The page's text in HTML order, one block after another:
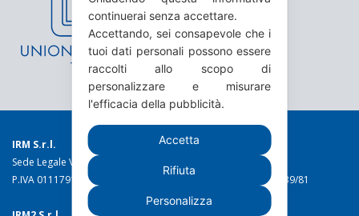
IRM S.r.l.
Sede Legale Via Torino 19 - 10044 Pianezza (TO)
P.IVA 01117910016 C.C.I.A.A. n. 49973 Reg. Trib. Torino n. 1639/81
continuerai senza accettare.
Accettando, sei consapevole che i
tuoi dati personali possono essere
raccolti allo scopo di
personalizzare e misurare
l'efficacia della pubblicità.
Accetta
Rifiuta
Personalizza